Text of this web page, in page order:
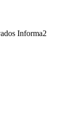
Informa2